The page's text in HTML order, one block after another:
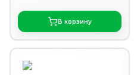
В корзину